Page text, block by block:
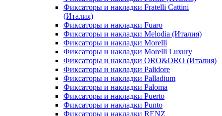
Фиксаторы и накладки Fratelli Cattini
(Италия)
Фиксаторы и накладки Fuaro
Фиксаторы и накладки Melodia (Италия)
Фиксаторы и накладки Morelli
Фиксаторы и накладки Morelli Luxury
Фиксаторы и накладки ORO&ORO (Италия)
Фиксаторы и накладки Palidore
Фиксаторы и накладки Palladium
Фиксаторы и накладки Paloma
Фиксаторы и накладки Puerto
Фиксаторы и накладки Punto
Фиксаторы и накладки RENZ